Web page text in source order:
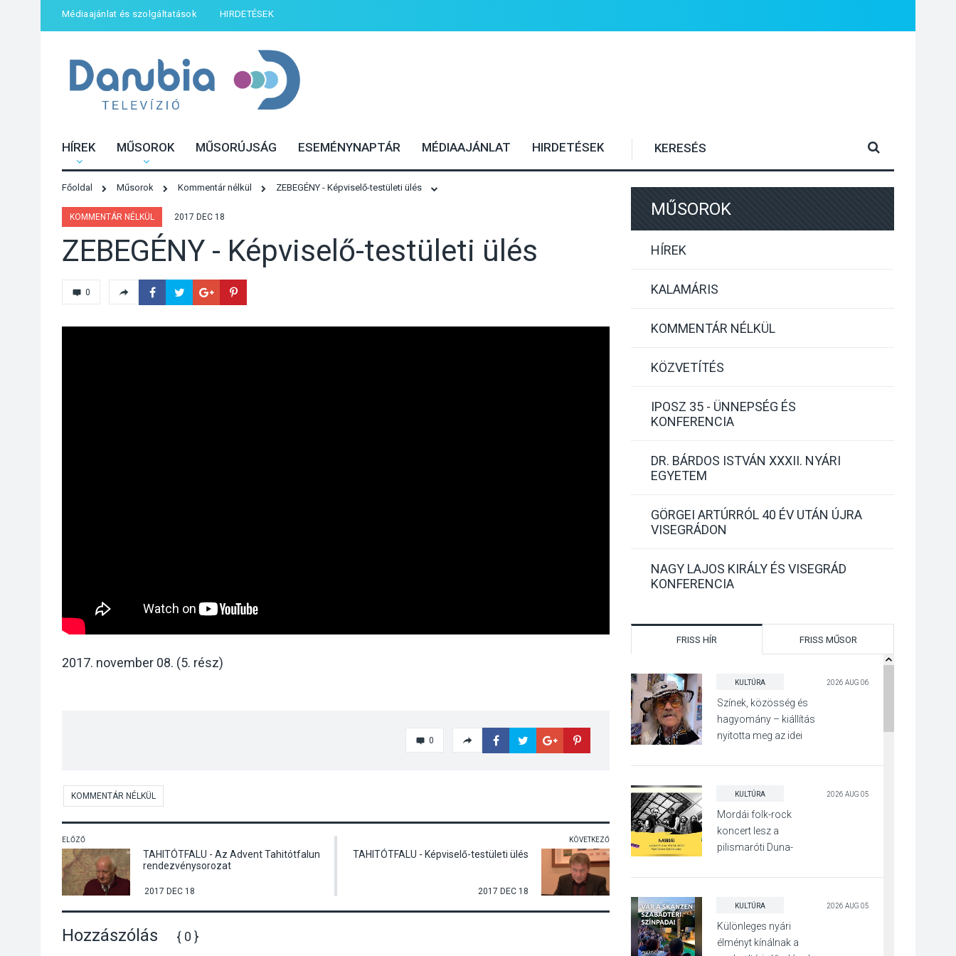
Médiaajánlat és szolgáltatások HIRDETÉSEK
HÍREK MŰSOROK MŰSORÚJSÁG ESEMÉNYNAPTÁR MÉDIAAJÁNLAT HIRDETÉSEK
Főoldal Műsorok Kommentár nélkül ZEBEGÉNY - Képviselő-testületi ülés
KOMMENTÁR NÉLKÜL 2017 DEC 18
ZEBEGÉNY - Képviselő-testületi ülés
0
2017. november 08. (5. rész)
0
KOMMENTÁR NÉLKÜL
ELŐZŐ
TAHITÓTFALU - Az Advent Tahitótfalun
rendezvénysorozat
2017 DEC 18
KÖVETKEZŐ
TAHITÓTFALU - Képviselő-testületi ülés
2017 DEC 18
Hozzászólás { 0 }
MŰSOROK
HÍREK
KALAMÁRIS
KOMMENTÁR NÉLKÜL
KÖZVETÍTÉS
IPOSZ 35 - ÜNNEPSÉG ÉS
KONFERENCIA
DR. BÁRDOS ISTVÁN XXXII. NYÁRI
EGYETEM
GÖRGEI ARTÚRRÓL 40 ÉV UTÁN ÚJRA
VISEGRÁDON
NAGY LAJOS KIRÁLY ÉS VISEGRÁD
KONFERENCIA
FRISS HÍR FRISS MŰSOR
KULTÚRA 2026 AUG 06
Színek, közösség és
hagyomány – kiállítás
nyitotta meg az idei
KULTÚRA 2026 AUG 05
Mordái folk-rock
koncert lesz a
pilismaróti Duna-
KULTÚRA 2026 AUG 05
Különleges nyári
élményt kínálnak a